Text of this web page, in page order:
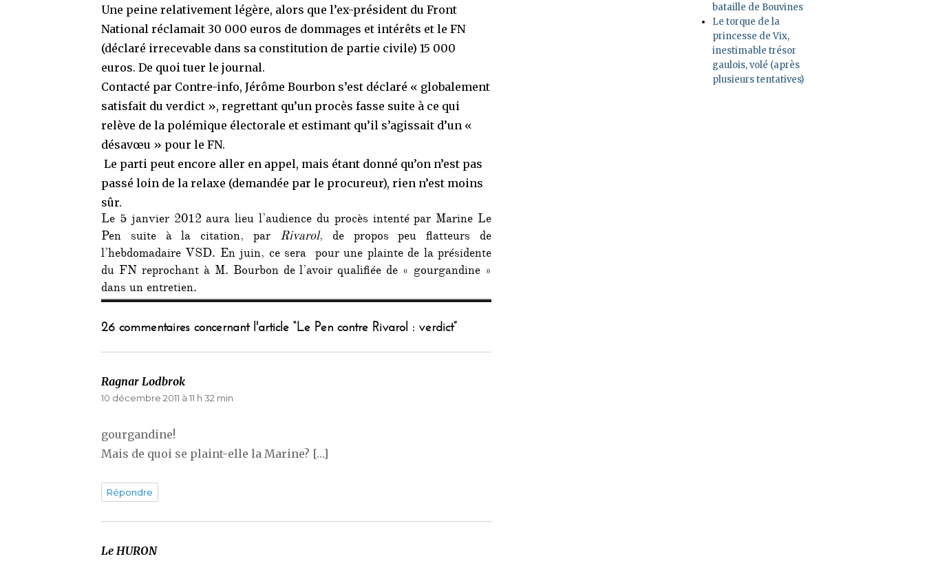
Une peine relativement légère, alors que l’ex-président du Front
National réclamait 30 000 euros de dommages et intérêts et le FN
(déclaré irrecevable dans sa constitution de partie civile) 15 000
euros. De quoi tuer le journal.
Contacté par Contre-info, Jérôme Bourbon s’est déclaré « globalement
satisfait du verdict », regrettant qu’un procès fasse suite à ce qui
relève de la polémique électorale et estimant qu’il s’agissait d’un «
désavœu » pour le FN.
Le parti peut encore aller en appel, mais étant donné qu’on n’est pas
passé loin de la relaxe (demandée par le procureur), rien n’est moins
sûr.
Le 5 janvier 2012 aura lieu l’audience du procès intenté par Marine Le
Pen suite à la citation, par Rivarol, de propos peu flatteurs de
l’hebdomadaire VSD. En juin, ce sera pour une plainte de la présidente
du FN reprochant à M. Bourbon de l’avoir qualifiée de « gourgandine »
dans un entretien.
26 commentaires concernant l'article “Le Pen contre Rivarol : verdict”
Ragnar Lodbrok
10 décembre 2011 à 11 h 32 min
gourgandine!
Mais de quoi se plaint-elle la Marine? […]
Répondre
Le HURONdit :
bataille de Bouvines
Le torque de la
princesse de Vix,
inestimable trésor
gaulois, volé (après
plusieurs tentatives)